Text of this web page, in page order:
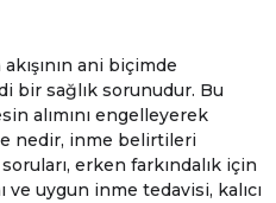
ani biçimde
bir sağlık sorunudur. Bu
alımını engelleyerek
nedir, inme belirtileri
erken farkındalık için
ve uygun inme tedavisi, kalıcı